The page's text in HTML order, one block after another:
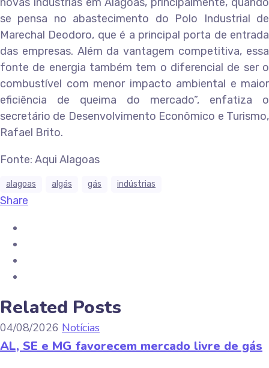
se pensa no abastecimento do Polo Industrial de
Marechal Deodoro, que é a principal porta de entrada
das empresas. Além da vantagem competitiva, essa
fonte de energia também tem o diferencial de ser o
combustível com menor impacto ambiental e maior
eficiência de queima do mercado”, enfatiza o
secretário de Desenvolvimento Econômico e Turismo,
Rafael Brito.
Fonte: Aqui Alagoas
alagoas algás gás indústrias
Share
Related Posts
04/08/2026 Notícias
AL, SE e MG favorecem mercado livre de gás